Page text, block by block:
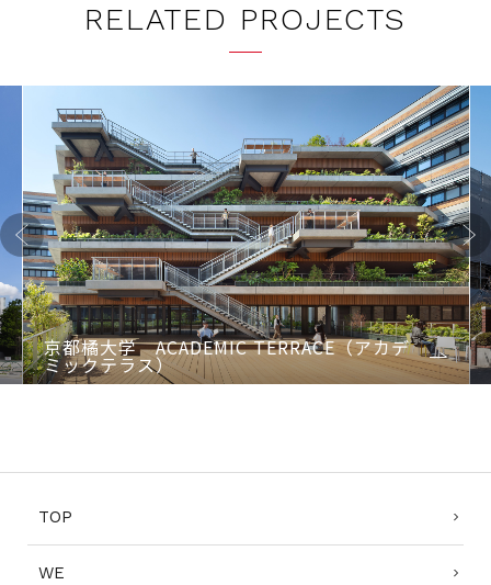
RELATED PROJECTS
Previo
us
京都橘大学 ACADEMIC TERRACE（アカデ
ミックテラス）
Next
TOP
WE